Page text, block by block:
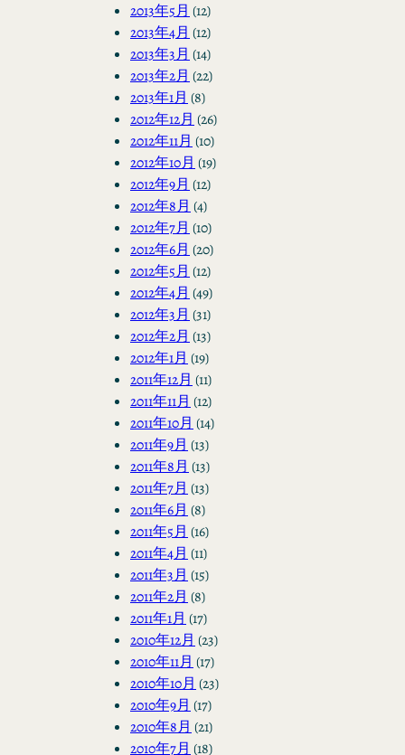
2013年5月 (12)
2013年4月 (12)
2013年3月 (14)
2013年2月 (22)
2013年1月 (8)
2012年12月 (26)
2012年11月 (10)
2012年10月 (19)
2012年9月 (12)
2012年8月 (4)
2012年7月 (10)
2012年6月 (20)
2012年5月 (12)
2012年4月 (49)
2012年3月 (31)
2012年2月 (13)
2012年1月 (19)
2011年12月 (11)
2011年11月 (12)
2011年10月 (14)
2011年9月 (13)
2011年8月 (13)
2011年7月 (13)
2011年6月 (8)
2011年5月 (16)
2011年4月 (11)
2011年3月 (15)
2011年2月 (8)
2011年1月 (17)
2010年12月 (23)
2010年11月 (17)
2010年10月 (23)
2010年9月 (17)
2010年8月 (21)
2010年7月 (18)